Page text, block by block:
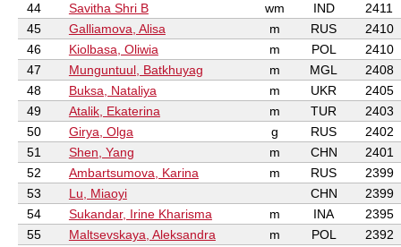
44
Savitha Shri B wm IND
2411
45
Galliamova, Alisa m RUS
2410
46
Kiolbasa, Oliwia m POL
2410
47
Munguntuul, Batkhuyag m MGL
2408
48
Buksa, Nataliya m UKR
2405
49
Atalik, Ekaterina m TUR
2403
50
Girya, Olga g RUS
2402
51
Shen, Yang m CHN
2401
52
Ambartsumova, Karina m RUS
2399
53
Lu, Miaoyi CHN
2399
54
Sukandar, Irine Kharisma m INA
2395
55
Maltsevskaya, Aleksandra m POL
2392